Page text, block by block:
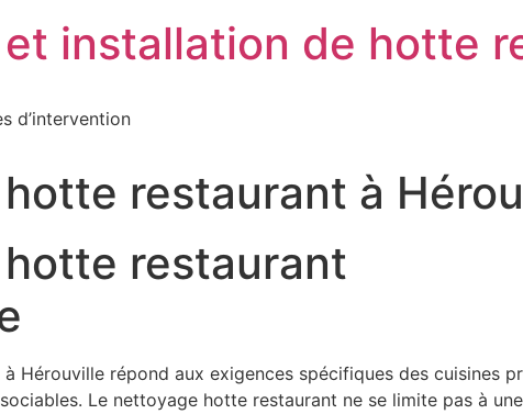
installation de hotte
d’intervention
restaurant à
restaurant
Hérouville répond aux exigences spécifiques des cuisines
Le nettoyage hotte restaurant ne se limite pas à